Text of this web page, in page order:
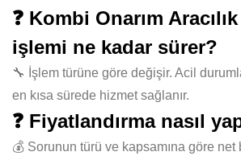
❓ Kombi Onarım
işlemi ne kadar sürer?
🔧 İşlem türüne göre değişir. Acil
en kısa sürede hizmet sağlanır.
❓ Fiyatlandırma nasıl
💰 Sorunun türü ve kapsamına göre